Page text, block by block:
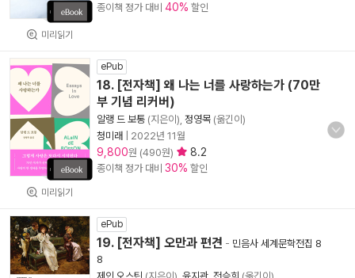
미리읽기
종이책 정가 대비 40% 할인
미리읽기
ePub
18. [전자책] 왜 나는 너를 사랑하는가 (70만
부 기념 리커버)
알랭 드 보통 (지은이), 정영목 (옮긴이)
청미래
2022년 11월
9,800원 (490원) 8.2
종이책 정가 대비 30% 할인
ePub
19. [전자책] 오만과 편견 - 민음사 세계문학전집 8
8